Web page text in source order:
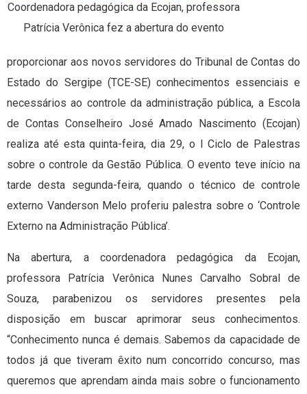
Coordenadora pedagógica da Ecojan, professora
Patrícia Verônica fez a abertura do evento
proporcionar aos novos servidores do Tribunal de Contas do
Estado do Sergipe (TCE-SE) conhecimentos essenciais e
necessários ao controle da administração pública, a Escola
de Contas Conselheiro José Amado Nascimento (Ecojan)
realiza até esta quinta-feira, dia 29, o I Ciclo de Palestras
sobre o controle da Gestão Pública. O evento teve início na
tarde desta segunda-feira, quando o técnico de controle
externo Vanderson Melo proferiu palestra sobre o ‘Controle
Externo na Administração Pública’.
Na abertura, a coordenadora pedagógica da Ecojan,
professora Patrícia Verônica Nunes Carvalho Sobral de
Souza, parabenizou os servidores presentes pela
disposição em buscar aprimorar seus conhecimentos.
“Conhecimento nunca é demais. Sabemos da capacidade de
todos já que tiveram êxito num concorrido concurso, mas
queremos que aprendam ainda mais sobre o funcionamento